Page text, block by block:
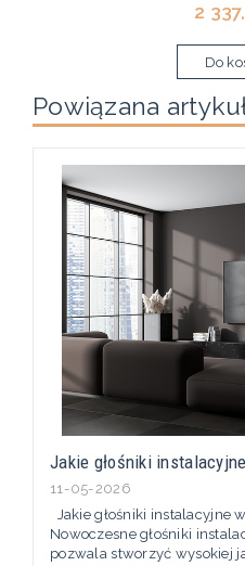
2
Do
Powiązana
Jakie głośniki
11-05-2026
Jakie głośniki instalacyjne
Nowoczesne głośniki
pozwala stworzyć wysokiej